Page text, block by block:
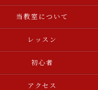
当教室について
レッスン
初心者
アクセス